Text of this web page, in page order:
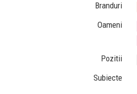
Branduri
Oameni
Pozitii
Subiecte